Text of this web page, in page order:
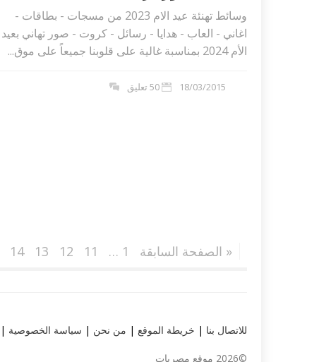
وسائط تهنئة عيد الام 2023 من مسجات - بطاقات -
اغاني - العاب - هدايا - رسائل - كروت - صور تهاني بعيد
الأم 2024 بمناسبة غالية على قلوبنا جميعاً على موق...
18/03/2015 50 تعليق
« الصفحة السابقة 1
…
11
12
13
14
للاتصال بنا | خريطة الموقع | من نحن | سياسة الخصوصية |
©2026 موقع مصريات